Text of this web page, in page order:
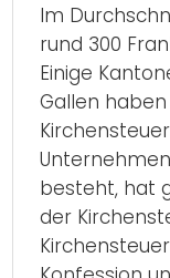
Im
rund 300
Einige
Gallen
besteht, hat
der